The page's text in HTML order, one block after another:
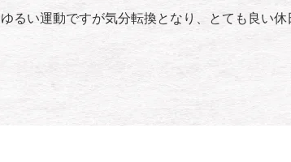
ゆるい運動ですが気分転換となり、とても良い休